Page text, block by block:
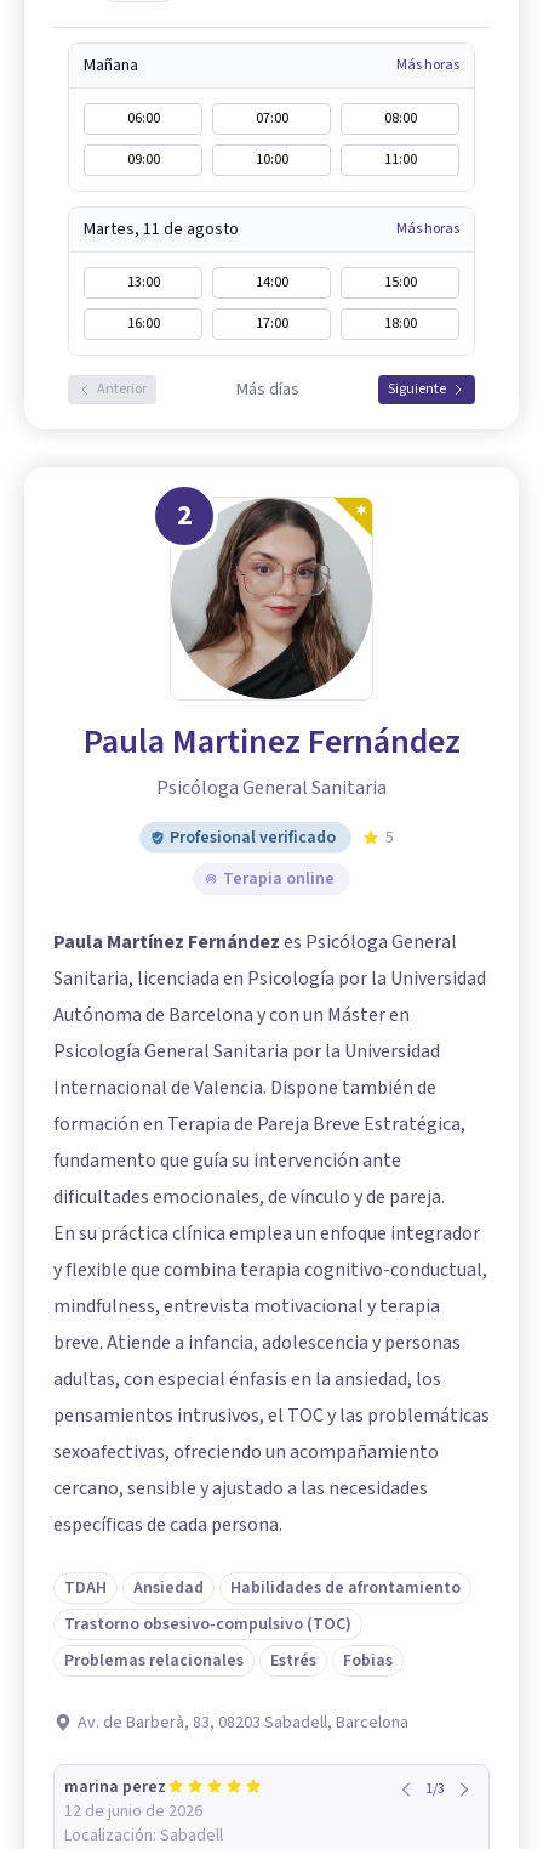
Mañana Más horas
06:00 07:00
08:00
09:00
10:00 11:00
Martes, 11 de agosto Más horas
13:00 14:00
15:00
16:00
17:00 18:00
Anterior Más días Siguiente
2
Paula Martinez Fernández
Psicóloga General Sanitaria
Profesional verificado
5
Terapia online
Paula Martínez Fernándezes Psicóloga General
Sanitaria, licenciada en Psicología por la Universidad
Autónoma de Barcelona y con un Máster en
Psicología General Sanitaria por la Universidad
Internacional de Valencia. Dispone también de
formación en Terapia de Pareja Breve Estratégica,
fundamento que guía su intervención ante
dificultades emocionales, de vínculo y de pareja.
En su práctica clínica emplea un enfoque integrador
y flexible que combina terapia cognitivo-conductual,
mindfulness, entrevista motivacional y terapia
breve. Atiende a infancia, adolescencia y personas
adultas, con especial énfasis en la ansiedad, los
pensamientos intrusivos, el TOC y las problemáticas
sexoafectivas, ofreciendo un acompañamiento
cercano, sensible y ajustado a las necesidades
específicas de cada persona.
TDAH Ansiedad
Habilidades de afrontamiento
Trastorno obsesivo-compulsivo (TOC)
Problemas relacionales
Estrés Fobias
Av. de Barberà, 83, 08203 Sabadell, Barcelona
marina perez
12 de junio de 2026
Localización: Sabadell
1/3